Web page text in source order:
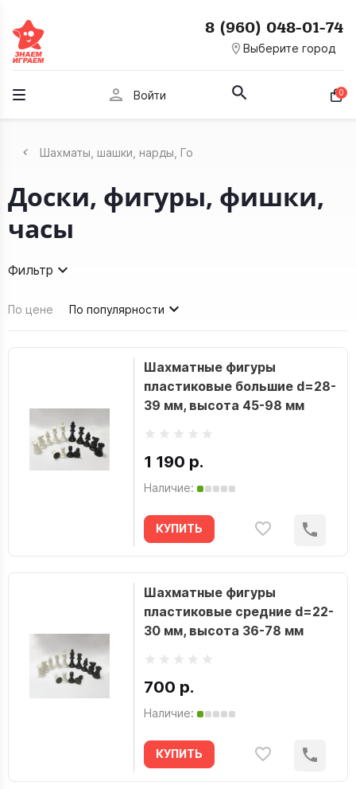
room Выберите город
8 (960) 048-01-74
person Войти 0
Шахматы, шашки, нарды, Го
Доски, фигуры, фишки,
часы
Фильтр
По цене По популярности
Шахматные фигуры
пластиковые большие d=28-
39 мм, высота 45-98 мм
1 190 р.
Наличие:
КУПИТЬ
Шахматные фигуры
пластиковые средние d=22-
30 мм, высота 36-78 мм
700 р.
Наличие:
КУПИТЬ